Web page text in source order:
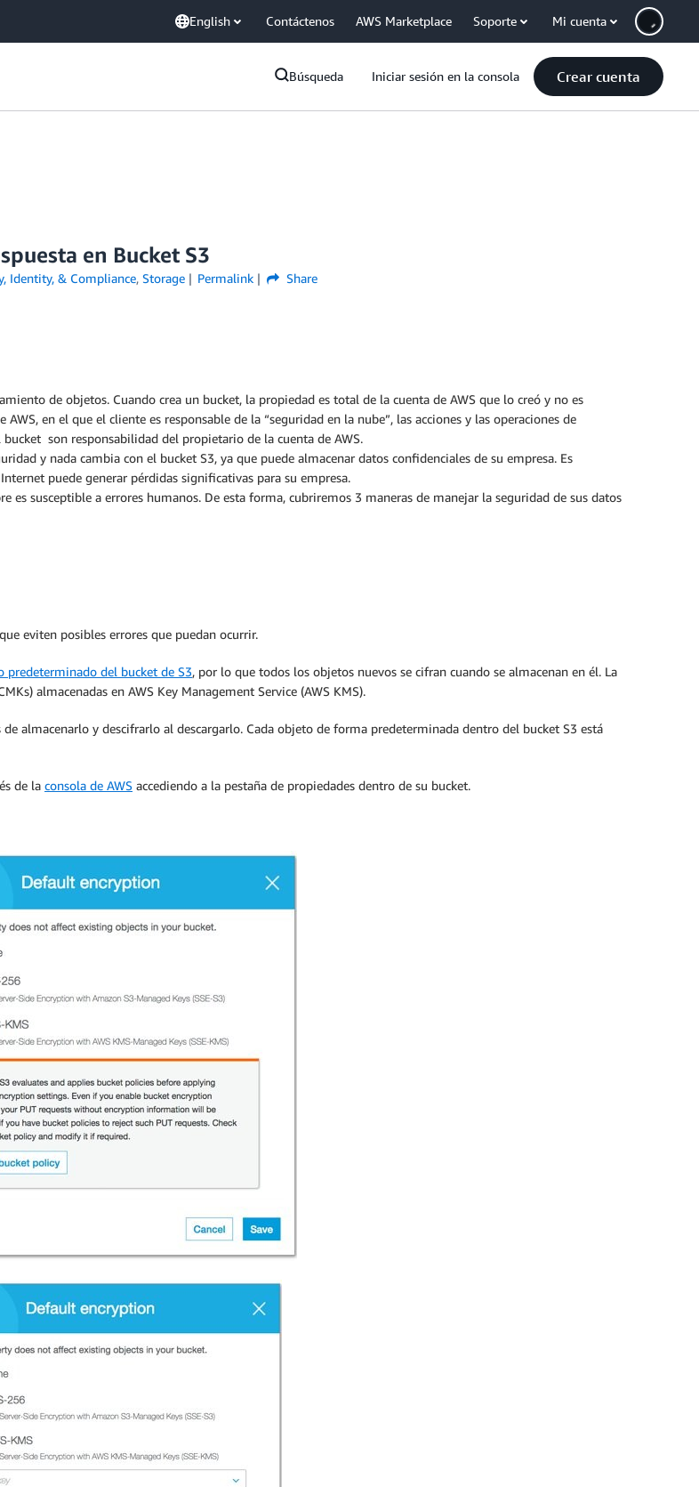
English Contáctenos AWS Marketplace Soporte Mi cuenta
Búsqueda Iniciar sesión en la consola Crear cuenta
en Bucket S3
Identity, & Compliance, Storage Permalink Share
de objetos. Cuando crea un bucket, la propiedad es total de la cuenta de AWS que lo creó y no es
AWS, en el que el cliente es responsable de la “seguridad en la nube”, las acciones y las operaciones de
son responsabilidad del propietario de la cuenta de AWS.
y nada cambia con el bucket S3, ya que puede almacenar datos confidenciales de su empresa. Es
puede generar pérdidas significativas para su empresa.
susceptible a errores humanos. De esta forma, cubriremos 3 maneras de manejar la seguridad de sus datos
eviten posibles errores que puedan ocurrir.
predeterminado del bucket de S3, por lo que todos los objetos nuevos se cifran cuando se almacenan en él. La
almacenadas en AWS Key Management Service (AWS KMS).
almacenarlo y descifrarlo al descargarlo. Cada objeto de forma predeterminada dentro del bucket S3 está
de la consola de AWS accediendo a la pestaña de propiedades dentro de su bucket.